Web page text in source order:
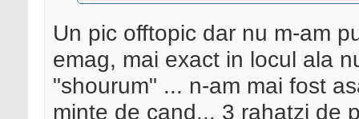
Un pic offtopic dar nu m-am
emag, mai exact in locul ala
"shourum" ... n-am mai fost
minte de cand... 3 rahatzi de